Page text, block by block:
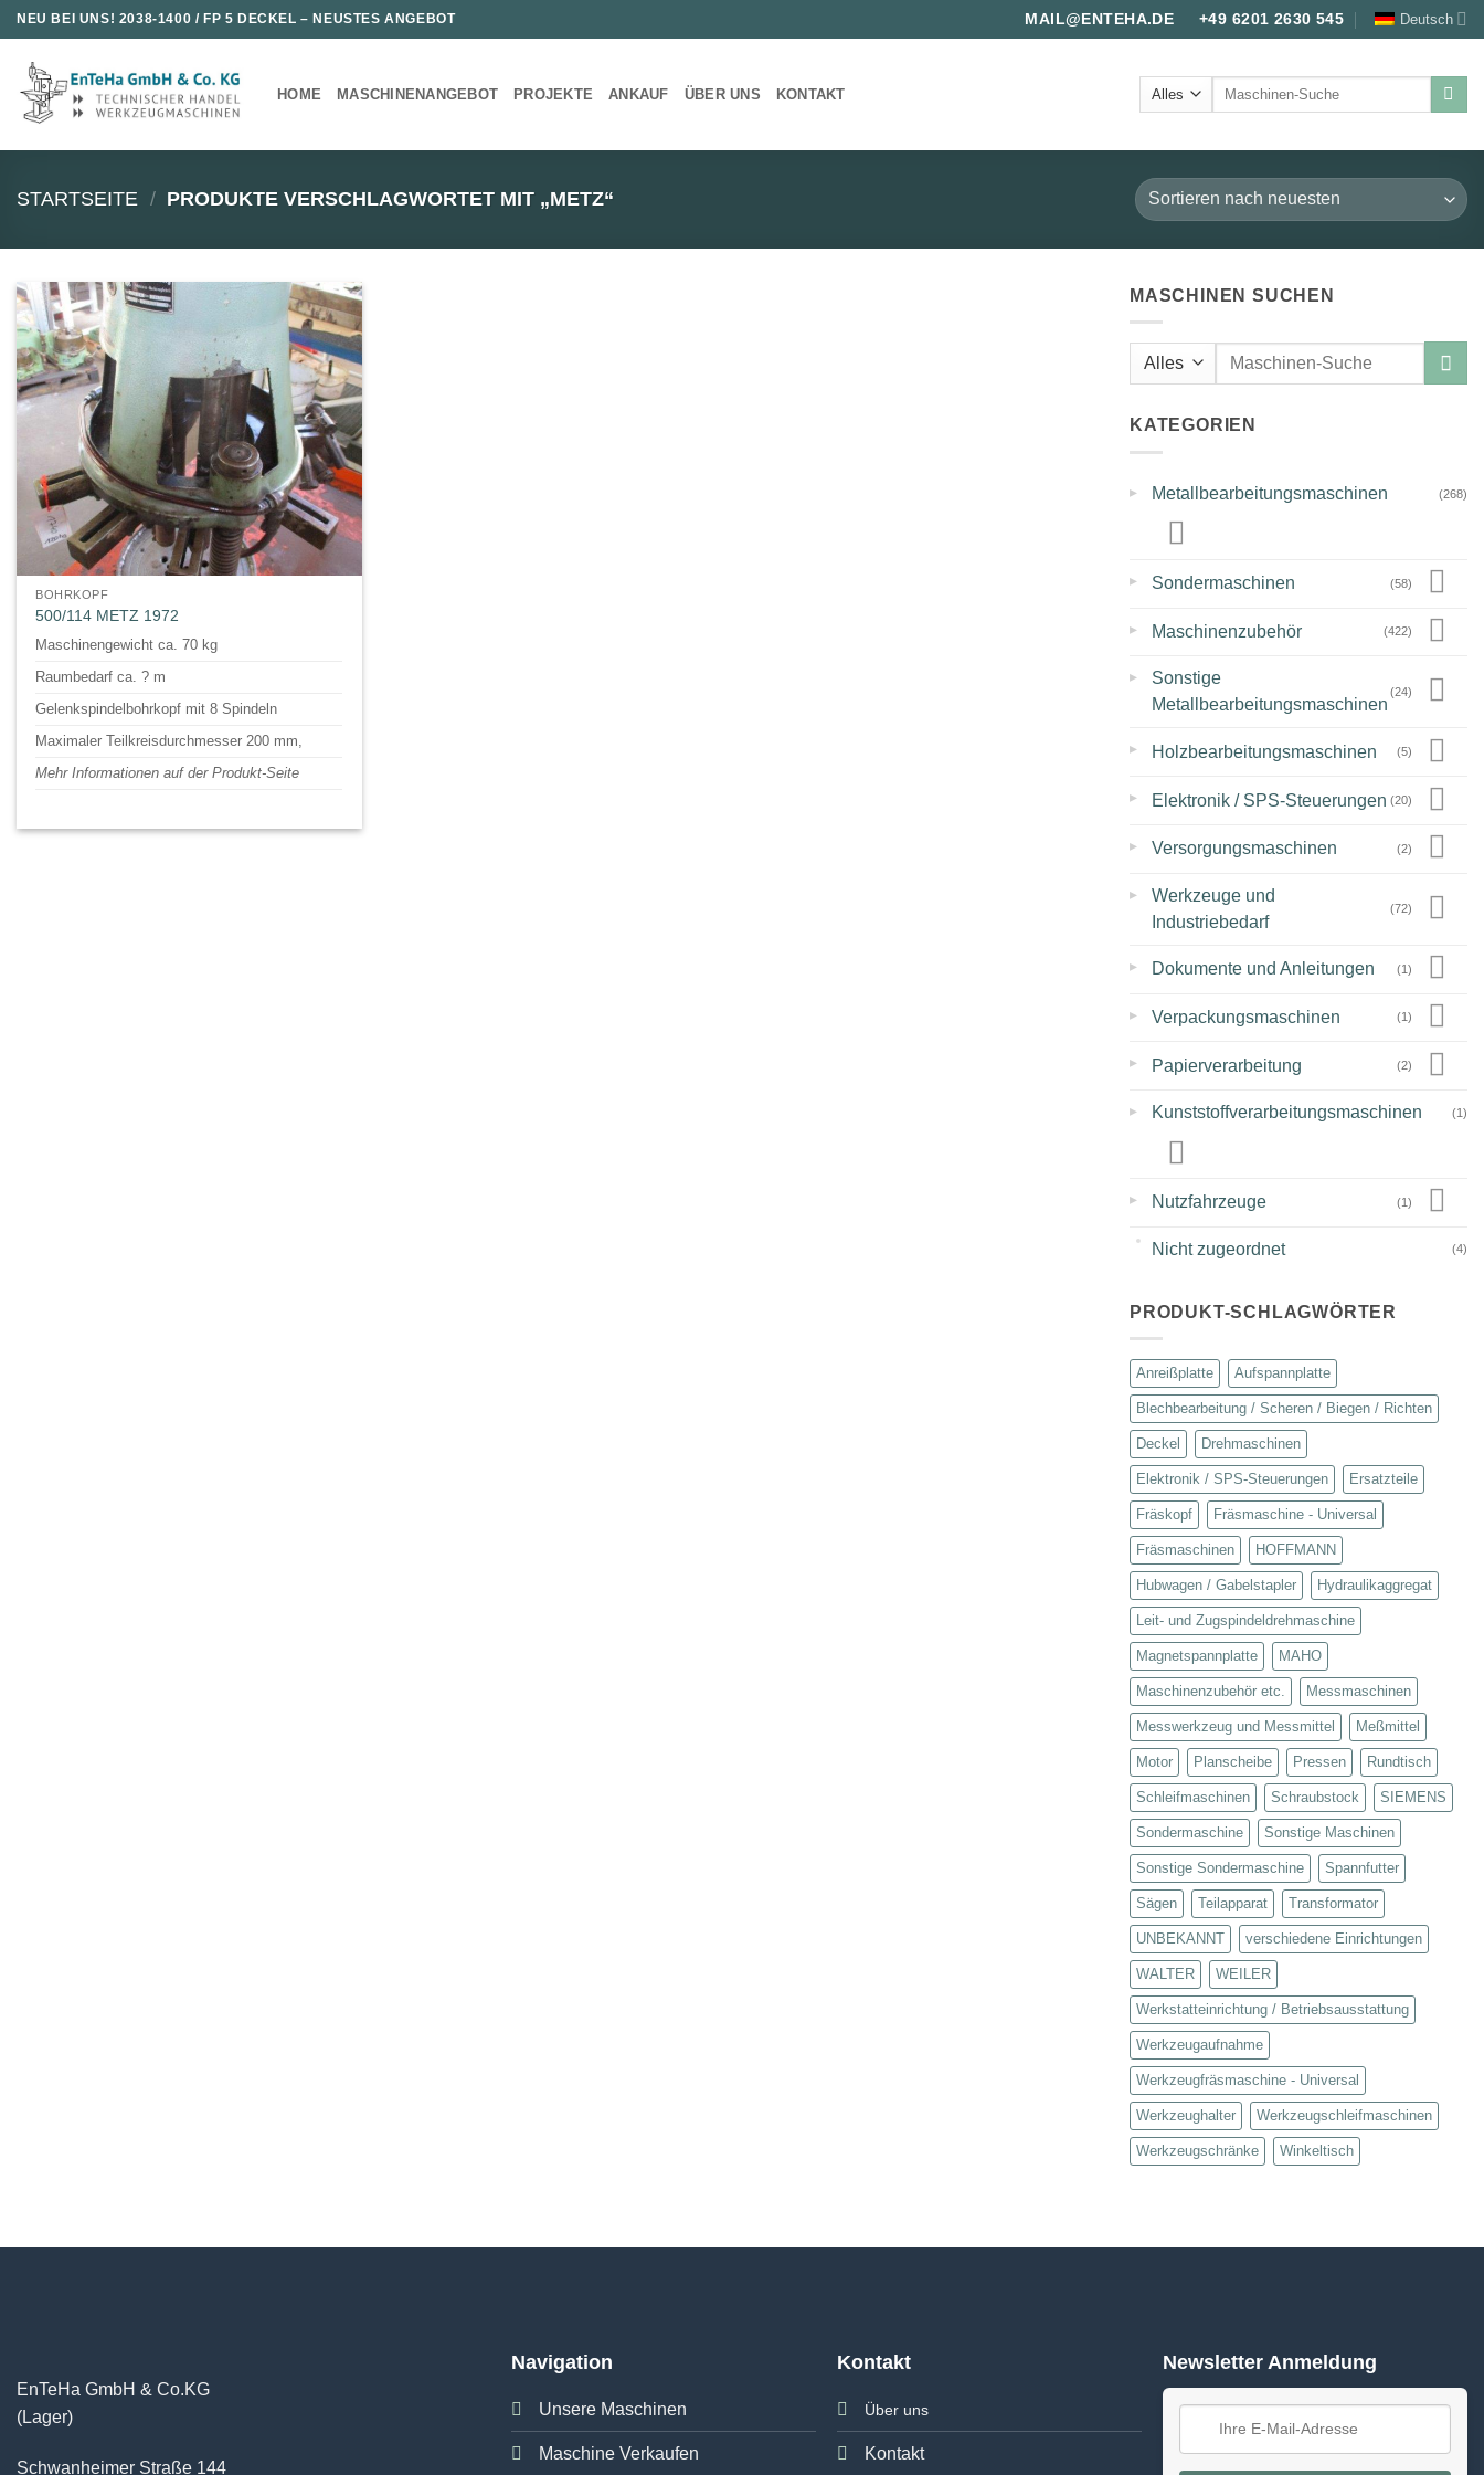
Zum
Inhalt
springen
NEU BEI UNS! 2038-1400 / FP 5 DECKEL – NEUSTES ANGEBOT MAIL@ENTEHA.DE +49 6201 2630 545 Deutsch
HOME MASCHINENANGEBOT PROJEKTE ANKAUF ÜBER UNS KONTAKT
Suche
STARTSEITE / PRODUKTE VERSCHLAGWORTET MIT „METZ“
BOHRKOPF
500/114 METZ 1972
Maschinengewicht ca. 70 kg
Raumbedarf ca. ? m
Gelenkspindelbohrkopf mit 8 Spindeln
Maximaler Teilkreisdurchmesser 200 mm,
Mehr Informationen auf der Produkt-Seite
MASCHINEN SUCHEN
Suche
KATEGORIEN
▸ Metallbearbeitungsmaschinen (268)
▸ Sondermaschinen (58)
▸ Maschinenzubehör (422)
▸
Sonstige
Metallbearbeitungsmaschinen
(24)
▸ Holzbearbeitungsmaschinen (5)
▸ Elektronik / SPS-Steuerungen (20)
▸ Versorgungsmaschinen (2)
▸
Werkzeuge und
Industriebedarf
(72)
▸ Dokumente und Anleitungen (1)
▸ Verpackungsmaschinen (1)
▸ Papierverarbeitung (2)
▸ Kunststoffverarbeitungsmaschinen (1)
▸ Nutzfahrzeuge (1)
Nicht zugeordnet (4)
PRODUKT-SCHLAGWÖRTER
Anreißplatte Aufspannplatte
Blechbearbeitung / Scheren / Biegen / Richten
Deckel Drehmaschinen
Elektronik / SPS-Steuerungen Ersatzteile
Fräskopf Fräsmaschine - Universal
Fräsmaschinen HOFFMANN
Hubwagen / Gabelstapler Hydraulikaggregat
Leit- und Zugspindeldrehmaschine
Magnetspannplatte MAHO
Maschinenzubehör etc. Messmaschinen
Messwerkzeug und Messmittel Meßmittel
Motor Planscheibe Pressen Rundtisch
Schleifmaschinen Schraubstock SIEMENS
Sondermaschine Sonstige Maschinen
Sonstige Sondermaschine Spannfutter
Sägen Teilapparat Transformator
UNBEKANNT verschiedene Einrichtungen
WALTER WEILER
Werkstatteinrichtung / Betriebsausstattung
Werkzeugaufnahme
Werkzeugfräsmaschine - Universal
Werkzeughalter Werkzeugschleifmaschinen
Werkzeugschränke Winkeltisch
EnTeHa GmbH & Co.KG
(Lager)
Schwanheimer Straße 144
Navigation
Unsere Maschinen
Maschine Verkaufen
Kontakt
Über uns
Kontakt
Newsletter Anmeldung